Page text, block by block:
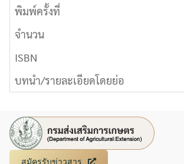
พิมพ์ครั้งที่
จำนวน
ISBN
บทนำ/รายละเอียดโดยย่อ
สมัครรับข่าวสาร